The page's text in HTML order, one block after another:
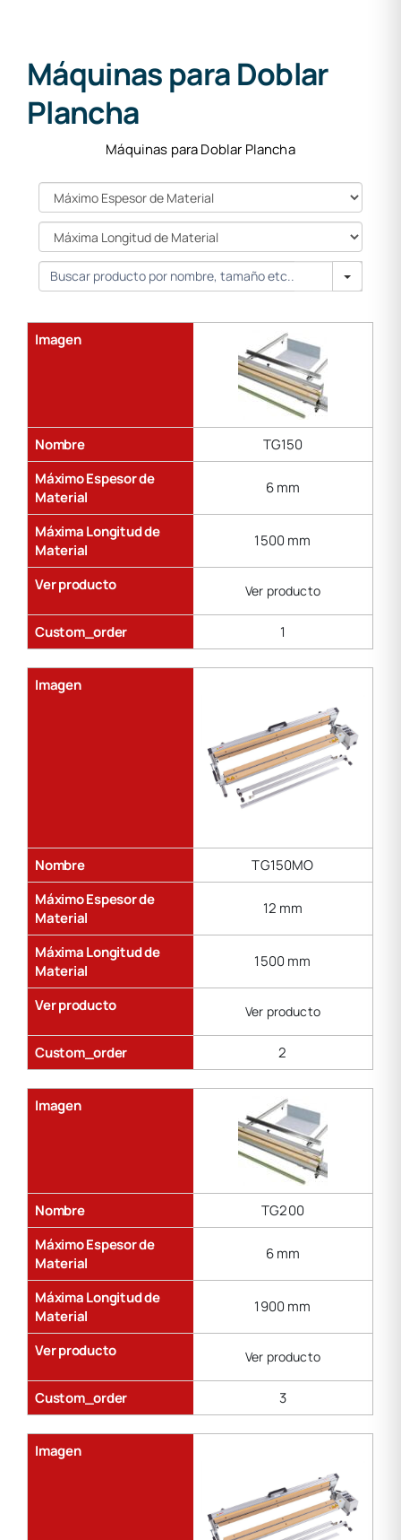
Máquinas para Doblar
Plancha
Máquinas para Doblar Plancha
Máximo
Espesor
de
Material
Máxima
Longitud
de
Material
Search
Imagen
Nombre
TG150
Máximo Espesor de
Material
6 mm
Máxima Longitud de
Material
1500 mm
Ver producto Ver producto
Custom_order 1
Imagen
Nombre
TG150MO
Máximo Espesor de
Material
12 mm
Máxima Longitud de
Material
1500 mm
Ver producto Ver producto
Custom_order 2
Imagen
Nombre
TG200
Máximo Espesor de
Material
6 mm
Máxima Longitud de
Material
1900 mm
Ver producto Ver producto
Custom_order 3
Imagen